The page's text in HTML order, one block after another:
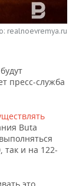
realnoevremya.ru
пресс-служба
Buta
так и на 122-